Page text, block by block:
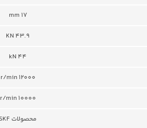
mm 17
KN 43.9
kN 44
r/min 12000
r/min 10000
محصولات SKF